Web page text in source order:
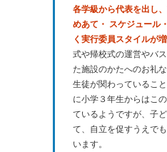
各学級から代表を出し
めあて・ スケジュール
く実行委員スタイルが
式や帰校式の運営やバ
た施設のかたへのお礼
生徒が関わっているこ
に小学３年生からはこ
ているようですが、子
て、自立を促すうえで
います。